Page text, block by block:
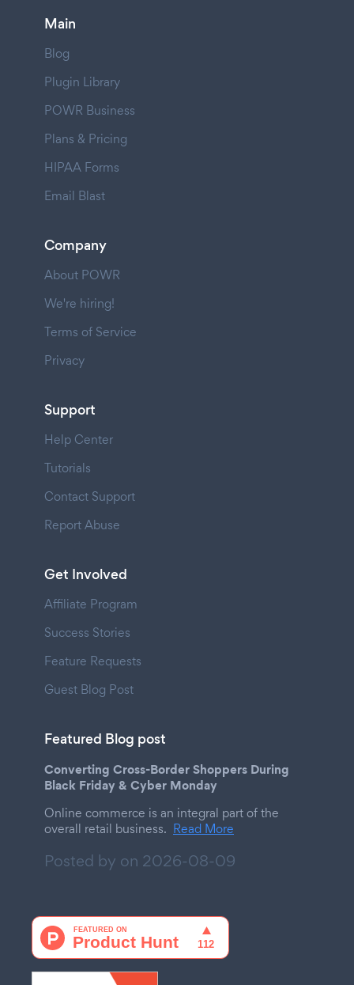
Main
Blog
Plugin Library
POWR Business
Plans & Pricing
HIPAA Forms
Email Blast
Company
About POWR
We're hiring!
Terms of Service
Privacy
Support
Help Center
Tutorials
Contact Support
Report Abuse
Get Involved
Affiliate Program
Success Stories
Feature Requests
Guest Blog Post
Featured Blog post
Converting Cross-Border Shoppers During
Black Friday & Cyber Monday
Online commerce is an integral part of the
overall retail business. Read More
Posted by on 2026-08-09